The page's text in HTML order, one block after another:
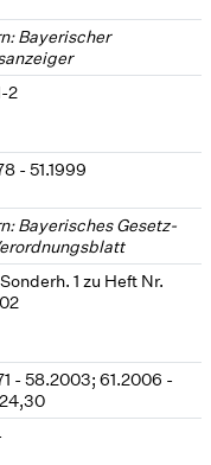
Bayerischer
2
- 51.1999
Bayerisches Gesetz-
1 zu Heft Nr.
- 58.2003; 61.2006 -